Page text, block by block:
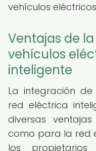
vehículos
Ventajas de
vehículos
inteligente
La integración
red eléctrica
diversas
como para la red
los propietarios